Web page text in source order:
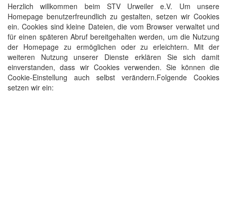
Herzlich willkommen beim STV Urweiler e.V. Um unsere
Homepage benutzerfreundlich zu gestalten, setzen wir Cookies
ein. Cookies sind kleine Dateien, die vom Browser verwaltet und
für einen späteren Abruf bereitgehalten werden, um die Nutzung
der Homepage zu ermöglichen oder zu erleichtern. Mit der
weiteren Nutzung unserer Dienste erklären Sie sich damit
einverstanden, dass wir Cookies verwenden. Sie können die
Cookie-Einstellung auch selbst verändern.Folgende Cookies
setzen wir ein: